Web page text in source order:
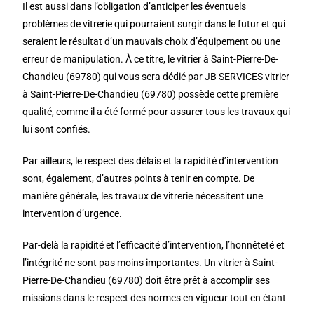
Il est aussi dans l’obligation d’anticiper les éventuels
problèmes de vitrerie qui pourraient surgir dans le futur et qui
seraient le résultat d’un mauvais choix d’équipement ou une
erreur de manipulation. À ce titre, le vitrier à Saint-Pierre-De-
Chandieu (69780) qui vous sera dédié par JB SERVICES vitrier
à Saint-Pierre-De-Chandieu (69780) possède cette première
qualité, comme il a été formé pour assurer tous les travaux qui
lui sont confiés.
Par ailleurs, le respect des délais et la rapidité d’intervention
sont, également, d’autres points à tenir en compte. De
manière générale, les travaux de vitrerie nécessitent une
intervention d’urgence.
Par-delà la rapidité et l’efficacité d’intervention, l’honnêteté et
l’intégrité ne sont pas moins importantes. Un vitrier à Saint-
Pierre-De-Chandieu (69780) doit être prêt à accomplir ses
missions dans le respect des normes en vigueur tout en étant